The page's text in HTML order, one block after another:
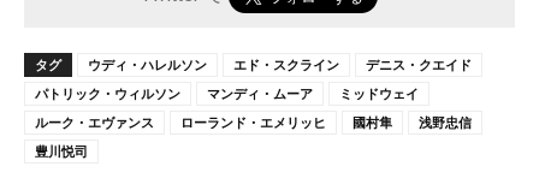
タグ ウディ・ハレルソン エド・スクライン
デニス・クエイド
パトリック・ウィルソン
マンディ・ムーア
ミッドウェイ
ルーク・エヴァンス
ローランド・エメリッヒ 國村隼
浅野忠信
豊川悦司